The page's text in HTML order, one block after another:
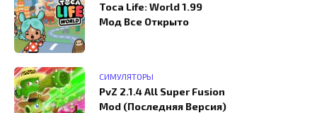
Toca Life: World 1.99
Мод Все Открыто
СИМУЛЯТОРЫ
PvZ 2.1.4 All Super Fusion
Mod (Последняя Версия)